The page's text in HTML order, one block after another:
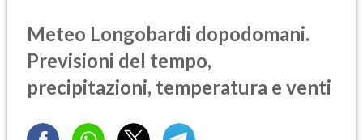
Meteo Longobardi dopodomani.
Previsioni del tempo,
precipitazioni, temperatura e venti